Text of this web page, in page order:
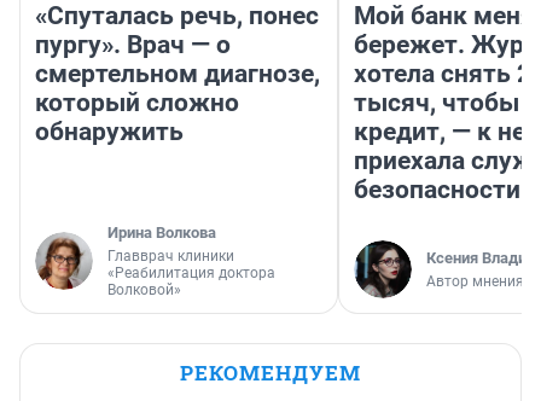
«Спуталась речь, понес
пургу». Врач — о
смертельном диагнозе,
который сложно
обнаружить
Ирина Волкова
Главврач клиники
«Реабилитация доктора
Волковой»
Мой банк меня
бережет.
хотела снять
тысяч, чтобы
кредит, — к
приехала
безопасности
Ксения
Автор мнения
РЕКОМЕНДУЕМ